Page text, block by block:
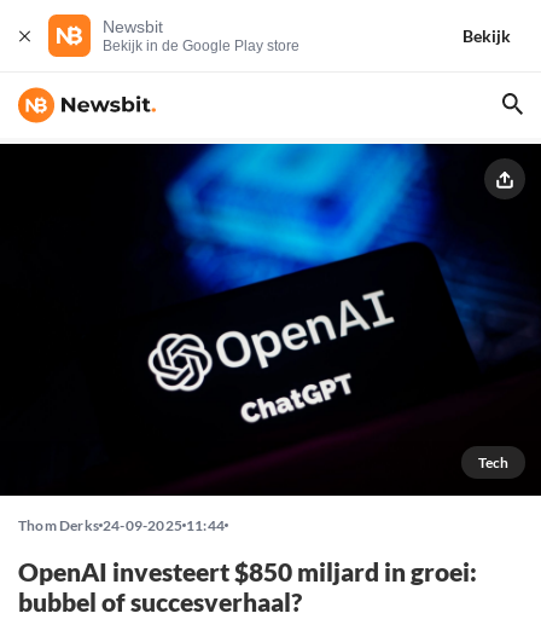
Newsbit
Bekijk in de Google Play store
Bekijk
Tech
Thom Derks 24-09-2025 11:44
OpenAI investeert $850 miljard in groei:
bubbel of succesverhaal?